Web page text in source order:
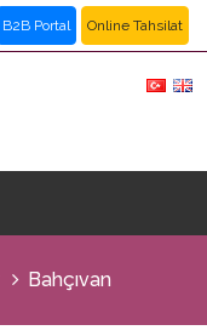
B2B Portal Online Tahsilat
Bahçıvan